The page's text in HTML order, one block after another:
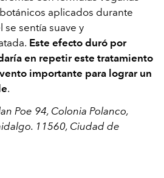
aplicados durante
se sentía suave y
Este efecto duró por
en repetir este tratamiento
importante para lograr un
.
Poe 94, Colonia Polanco,
11560, Ciudad de